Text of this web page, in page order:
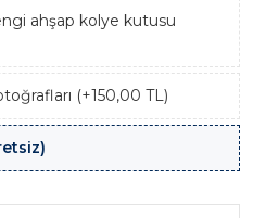
ahşap kolye kutusu
(+150,00 TL)